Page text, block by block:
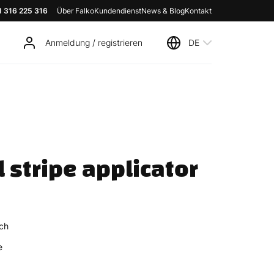
316 225 316 Über FalkoKundendienstNews & BlogKontakt
Anmeldung / registrieren DE
stripe applicator